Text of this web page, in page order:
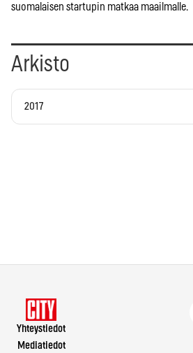
suomalaisen startupin matkaa maailmalle.
Arkisto
2017
Yhteystiedot
Mediatiedot